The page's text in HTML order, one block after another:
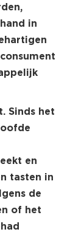
in
Sinds het
en
tasten in
de
of het